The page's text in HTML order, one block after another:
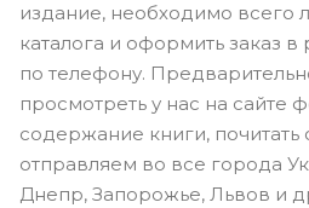
издание, необходимо всего
каталога и оформить заказ
по телефону.
просмотреть у нас на сайте
содержание книги,
отправляем во все города
Днепр, Запорожье, Львов и